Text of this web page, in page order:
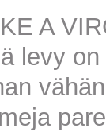
A
levy